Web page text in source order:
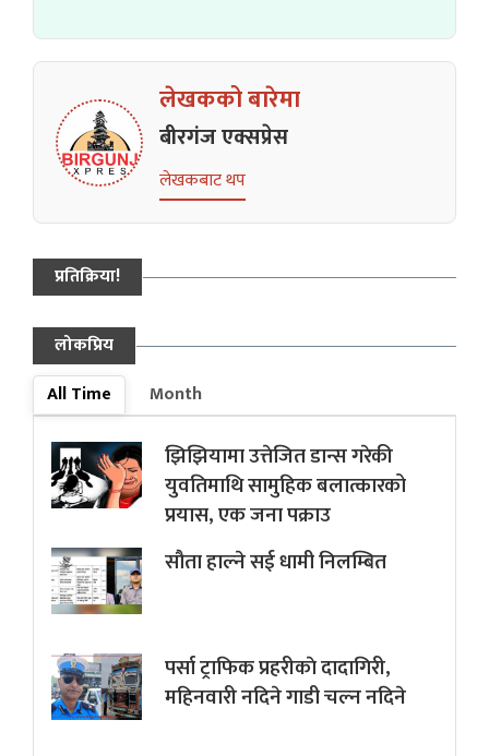
लेखकको बारेमा
बीरगंज एक्सप्रेस
लेखकबाट थप
प्रतिक्रिया!
लोकप्रिय
All Time
Month
झिझियामा उत्तेजित डान्स गरेकी
युवतिमाथि सामुहिक बलात्कारको
प्रयास, एक जना पक्राउ
सौता हाल्ने सई धामी निलम्बित
पर्सा ट्राफिक प्रहरीकाे दादागिरी,
महिनवारी नदिने गाडी चल्न नदिने